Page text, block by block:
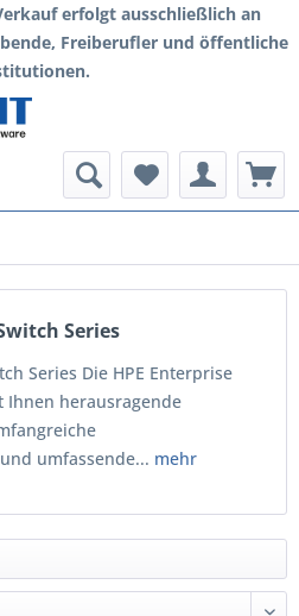
erfolgt ausschließlich an
Freiberufler und öffentliche
Series
Series Die HPE Enterprise
Ihnen herausragende
umfassende... mehr